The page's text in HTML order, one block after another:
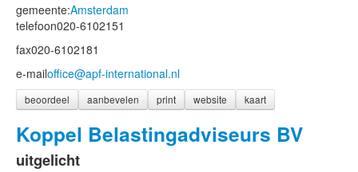
gemeente:Amsterdam
telefoon020-6102151
fax020-6102181
e-mailoffice@apf-international.nl
beoordeel aanbevelen print website kaart
Koppel Belastingadviseurs BV
uitgelicht